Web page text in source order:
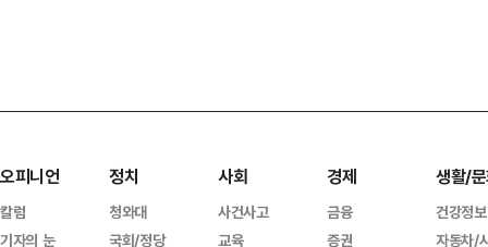
오피니언
칼럼
기자의 눈
정치
청와대
국회/정당
사회
사건사고
교육
경제
금융
증권
생활/
건강정보
자동차/